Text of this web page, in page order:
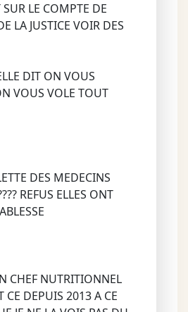
LE COMPTE DE
LA JUSTICE VOIR DES
DIT ON VOUS
VOUS VOLE TOUT
DES MEDECINS
REFUS ELLES ONT
CHEF NUTRITIONNEL
CE DEPUIS 2013 A CE